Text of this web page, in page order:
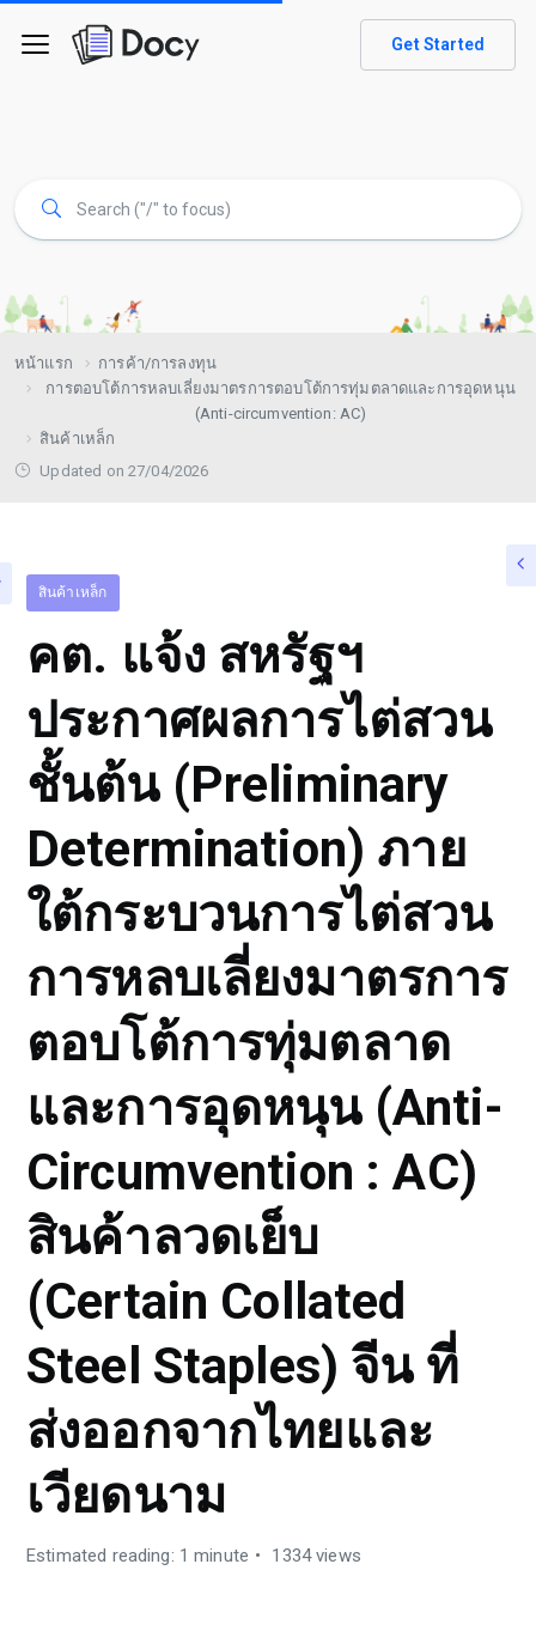
Get Started
หน้าแรก
การค้า/การลงทุน
การตอบโต้การหลบเลี่ยงมาตรการตอบโต้การทุ่มตลาดและการอุดหนุน
(Anti-circumvention: AC)
สินค้าเหล็ก
Updated on 27/04/2026
สินค้าเหล็ก
คต. แจ้ง สหรัฐฯ
ประกาศผลการไต่สวน
ชั้นต้น (Preliminary
Determination) ภาย
ใต้กระบวนการไต่สวน
การหลบเลี่ยงมาตรการ
ตอบโต้การทุ่มตลาด
และการอุดหนุน (Anti-
Circumvention : AC)
สินค้าลวดเย็บ
(Certain Collated
Steel Staples) จีน ที่
ส่งออกจากไทยและ
เวียดนาม
Estimated reading: 1 minute 1334 views